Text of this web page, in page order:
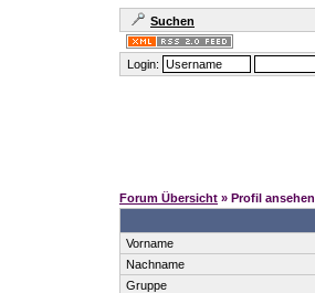
Suchen
Login:
Forum Übersicht » Profil ansehen
Vorname
Nachname
Gruppe